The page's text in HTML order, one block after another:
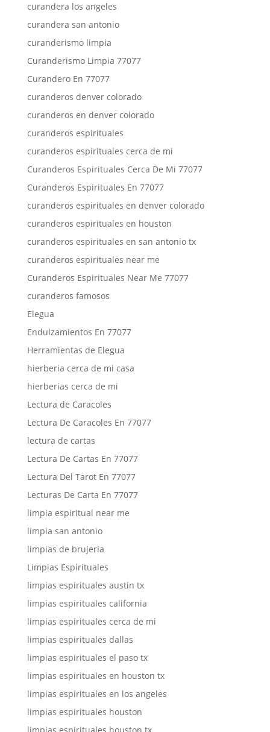
curandera los angeles
curandera san antonio
curanderismo limpia
Curanderismo Limpia 77077
Curandero En 77077
curanderos denver colorado
curanderos en denver colorado
curanderos espirituales
curanderos espirituales cerca de mi
Curanderos Espirituales Cerca De Mi 77077
Curanderos Espirituales En 77077
curanderos espirituales en denver colorado
curanderos espirituales en houston
curanderos espirituales en san antonio tx
curanderos espirituales near me
Curanderos Espirituales Near Me 77077
curanderos famosos
Elegua
Endulzamientos En 77077
Herramientas de Elegua
hierberia cerca de mi casa
hierberias cerca de mi
Lectura de Caracoles
Lectura De Caracoles En 77077
lectura de cartas
Lectura De Cartas En 77077
Lectura Del Tarot En 77077
Lecturas De Carta En 77077
limpia espiritual near me
limpia san antonio
limpias de brujeria
Limpias Espirituales
limpias espirituales austin tx
limpias espirituales california
limpias espirituales cerca de mi
limpias espirituales dallas
limpias espirituales el paso tx
limpias espirituales en houston tx
limpias espirituales en los angeles
limpias espirituales houston